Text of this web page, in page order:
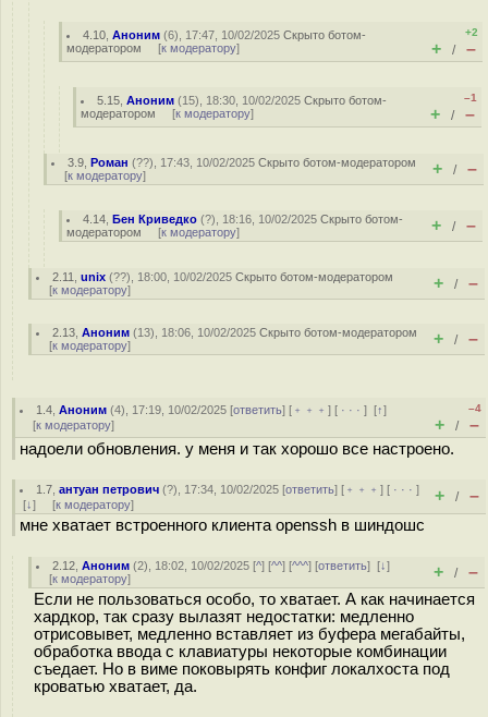
4.10 ,Аноним (6), 17:47, 10/02/2025Скрыто ботом-
модератором [к модератору]
+2
+ / –
5.15 ,Аноним (15), 18:30, 10/02/2025Скрыто ботом-
модератором [к модератору]
–1
+ / –
3.9 ,Роман (??), 17:43, 10/02/2025Скрыто ботом-модератором
[к модератору] + / –
4.14 ,Бен Криведко (?), 18:16, 10/02/2025Скрыто ботом-
модератором [к модератору] + / –
2.11 ,unix (??), 18:00, 10/02/2025Скрыто ботом-модератором
[к модератору] + / –
2.13 ,Аноним (13), 18:06, 10/02/2025Скрыто ботом-модератором
[к модератору] + / –
1.4 ,Аноним (4), 17:19, 10/02/2025 [ответить] [ ﹢﹢﹢] [ · · ·][↑]
[к модератору]
–4
+ / –
надоели обновления. у меня и так хорошо все настроено.
1.7 ,антуан петрович (?), 17:34, 10/02/2025 [ответить] [ ﹢﹢﹢] [ · · ·]
[↓] [к модератору] + / –
мне хватает встроенного клиента openssh в шиндошс
2.12 ,Аноним (2), 18:02, 10/02/2025 [^] [^^] [^^^] [ответить][↓]
[к модератору] + / –
Если не пользоваться особо, то хватает. А как начинается
хардкор, так сразу вылазят недостатки: медленно
отрисовывет, медленно вставляет из буфера мегабайты,
обработка ввода с клавиатуры некоторые комбинации
съедает. Но в виме поковырять конфиг локалхоста под
кроватью хватает, да.